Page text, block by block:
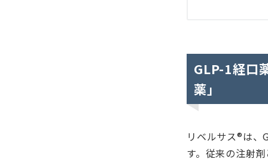
GLP-1経口
薬」
リベルサス®は、
す。従来の注射